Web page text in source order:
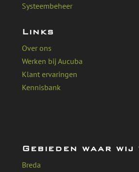
Systeembeheer
Links
Over ons
Werken bij Aucuba
Klant ervaringen
Kennisbank
Gebieden waar wij
Breda